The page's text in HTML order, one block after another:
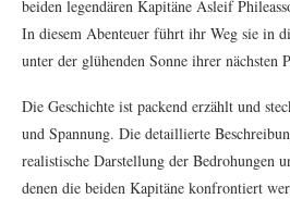
beiden legendären Kapitäne Asleif
In diesem Abenteuer führt ihr Weg sie in
unter der glühenden Sonne ihrer nächsten
Die Geschichte ist packend erzählt und
und Spannung. Die detaillierte
realistische Darstellung der Bedrohungen
denen die beiden Kapitäne konfrontiert